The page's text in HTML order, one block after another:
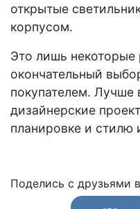
открытые
корпусом.
Это лишь некоторые
окончательный
покупателем. Лучше
дизайнерские
планировке и стилю
Поделись с друзьями